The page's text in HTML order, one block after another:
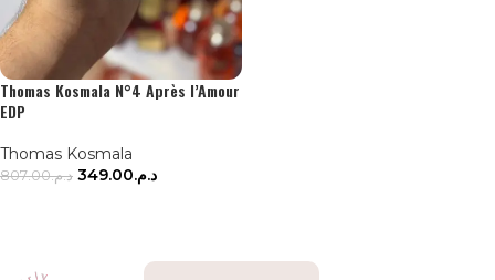
Thomas Kosmala N°4 Après l’Amour
EDP
Thomas Kosmala
د.م.807.00 د.م.349.00